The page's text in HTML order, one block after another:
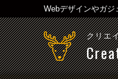
Webデザインやガジ
クリエ